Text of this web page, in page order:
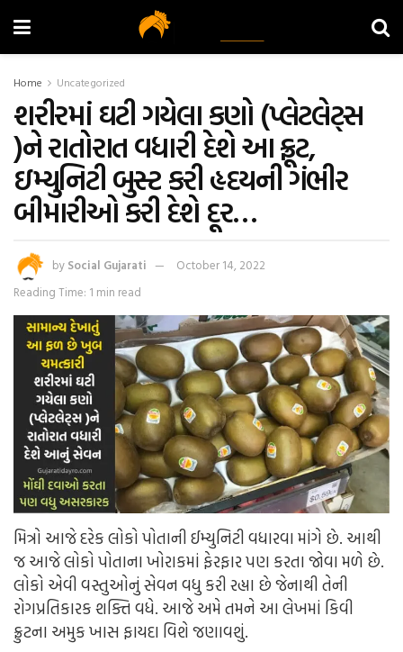
Home Uncategorized
શરીરમાં ઘટી ગયેલા કણો (પ્લેટલેટ્સ
)ને રાતોરાત વધારી દેશે આ ફ્રૂટ,
ઇમ્યુનિટી બુસ્ટ કરી હૃદયની ગંભીર
બીમારીઓ કરી દેશે દૂર…
by Social Gujarati
October 14, 2022
Reading Time: 1 min read
મિત્રો આજે દરેક લોકો પોતાની ઈમ્યુનિટી વધારવા માંગે છે. આથી
જ આજે લોકો પોતાના ખોરાકમાં ફેરફાર પણ કરતા જોવા મળે છે.
લોકો એવી વસ્તુઓનું સેવન વધુ કરી રહ્યા છે જેનાથી તેની
રોગપ્રતિકારક શક્તિ વધે. આજે અમે તમને આ લેખમાં કિવી
ફ્રુટના અમુક ખાસ ફાયદા વિશે જણાવશું.